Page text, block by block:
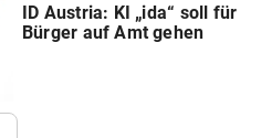
ID Austria: KI „ida“ soll für
Bürger auf Amt gehen